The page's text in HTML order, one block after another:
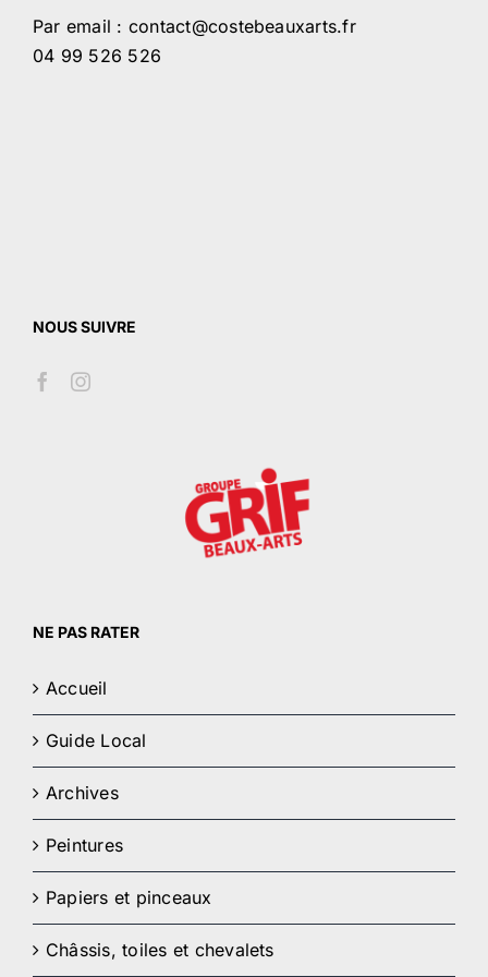
Par email : contact@costebeauxarts.fr
04 99 526 526
NOUS SUIVRE
NE PAS RATER
Accueil
Guide Local
Archives
Peintures
Papiers et pinceaux
Châssis, toiles et chevalets